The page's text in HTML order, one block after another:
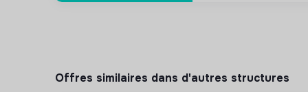
Offres similaires dans d'autres structures